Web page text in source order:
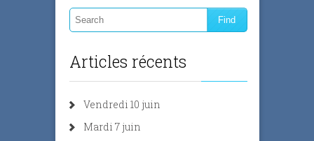
Articles récents
Vendredi 10 juin
Mardi 7 juin